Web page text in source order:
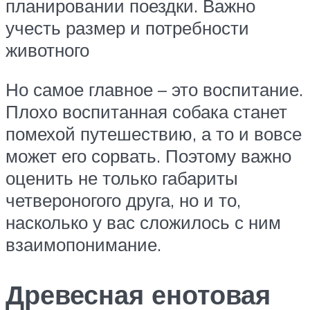
планировании поездки. Важно
учесть размер и потребности
животного
Но самое главное – это воспитание.
Плохо воспитанная собака станет
помехой путешествию, а то и вовсе
может его сорвать. Поэтому важно
оценить не только габариты
четвероногого друга, но и то,
насколько у вас сложилось с ним
взаимопонимание.
Древесная енотовая